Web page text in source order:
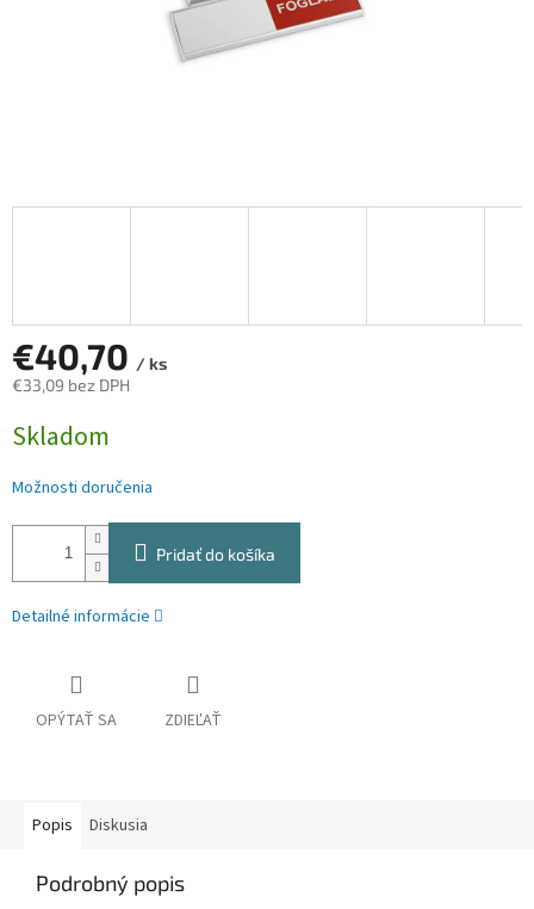
€40,70 / ks
€33,09 bez DPH
cena:
Skladom
Možnosti doručenia
Pridať do košíka
Detailné informácie
OPÝTAŤ SA ZDIEĽAŤ
Popis Diskusia
Podrobný popis